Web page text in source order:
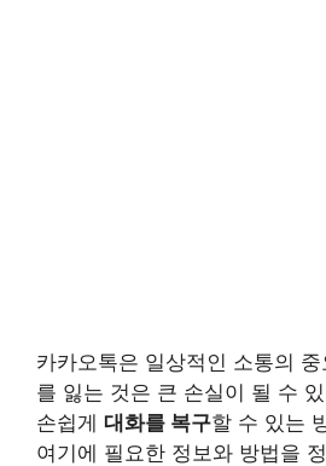
카카오톡은 일상적인 소통의
를 잃는 것은 큰 손실이 될 수
손쉽게 대화를 복구할 수 있는
여기에 필요한 정보와 방법을